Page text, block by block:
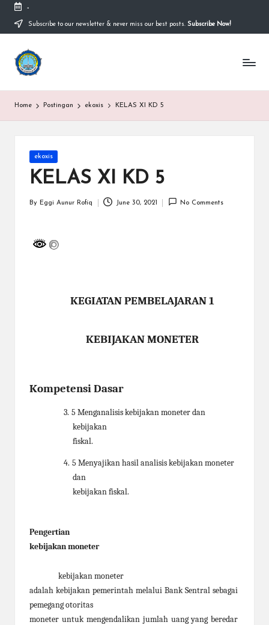
content
-
Subscribe to our newsletter & never miss our best posts. Subscribe Now!
S
M
A
S
Sekolah
Nasional
Ahlussunnah
Wal
Home Postingan ekoxis KELAS XI KD 5
Posted
in
ekoxis
KELAS XI KD 5
Posted
By Eggi Aunur Rofiq June 30, 2021 No Comments
KEGIATAN PEMBELAJARAN 1
KEBIJAKAN MONETER
Kompetensi Dasar
3. 5 Menganalisis kebijakan moneter dan
kebijakan
fiskal.
4. 5 Menyajikan hasil analisis kebijakan moneter
dan
kebijakan fiskal.
Pengertian
kebijakan moneter
kebijakan moneter
adalah kebijakan pemerintah melalui Bank Sentral sebagai
pemegang otoritas
moneter untuk mengendalikan jumlah uang yang beredar